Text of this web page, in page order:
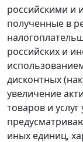
российскими и
полученные в
российских и
дисконтных
увеличение
товаров и
иных единиц,